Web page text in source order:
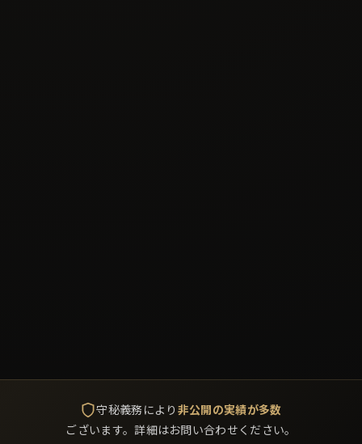
守秘義務により 非公開の実績が多数
ございます。詳細はお問い合わせください。